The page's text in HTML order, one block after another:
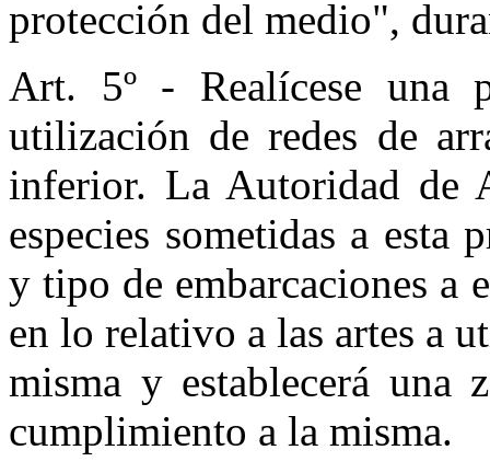
protección del medio",
Art. 5º - Realícese una
utilización de redes de
inferior. La Autoridad de
especies sometidas a esta
y tipo de embarcaciones a
en lo relativo a las artes a
misma y establecerá una
cumplimiento a la misma.